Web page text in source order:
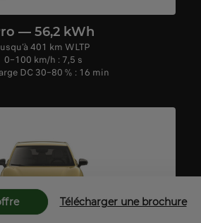
Télécharger une brochure
— 56,2 kWh
401 km WLTP
0–100 km/h : 7,5 s
DC 30–80 % : 16 min